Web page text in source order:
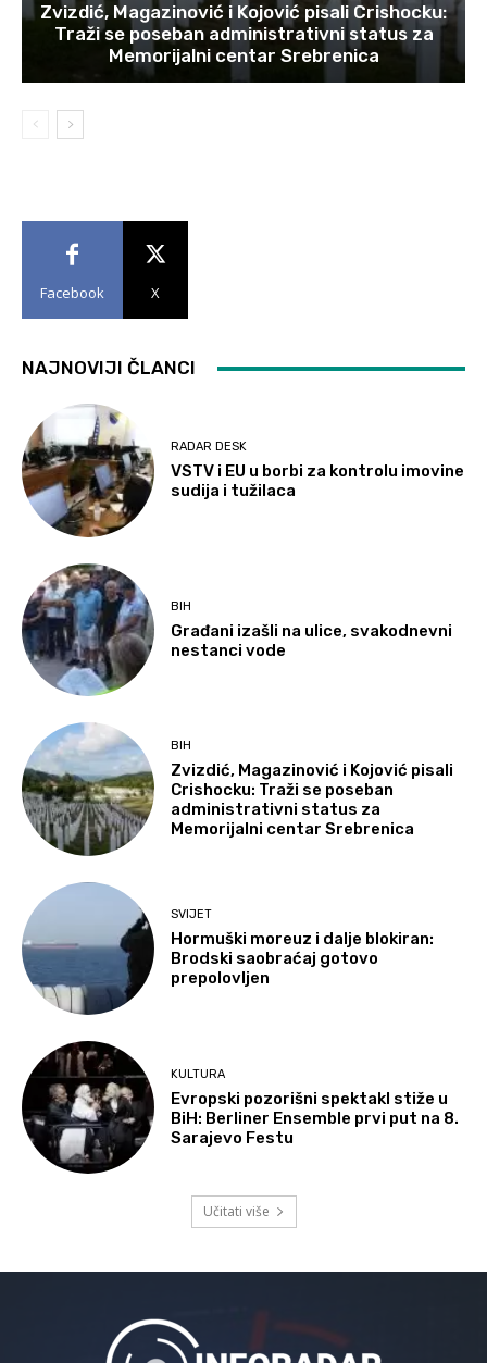
Zvizdić, Magazinović i Kojović pisali Crishocku:
Traži se poseban administrativni status za
Memorijalni centar Srebrenica
Facebook X
NAJNOVIJI ČLANCI
RADAR DESK
VSTV i EU u borbi za kontrolu imovine
sudija i tužilaca
BIH
Građani izašli na ulice, svakodnevni
nestanci vode
BIH
Zvizdić, Magazinović i Kojović pisali
Crishocku: Traži se poseban
administrativni status za
Memorijalni centar Srebrenica
SVIJET
Hormuški moreuz i dalje blokiran:
Brodski saobraćaj gotovo
prepolovljen
KULTURA
Evropski pozorišni spektakl stiže u
BiH: Berliner Ensemble prvi put na 8.
Sarajevo Festu
Učitati više